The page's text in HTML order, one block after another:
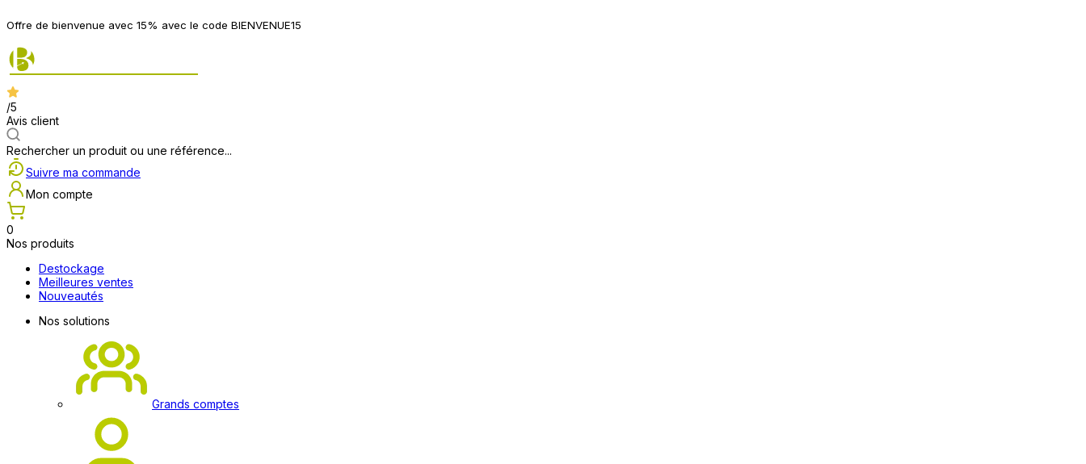
Offre de bienvenue avec 15% avec le code BIENVENUE15
/5
Avis client
Rechercher un produit ou une référence...
Suivre ma commande
Mon compte
0
Nos produits
Destockage
Meilleures ventes
Nouveautés
Nos solutions
Grands comptes